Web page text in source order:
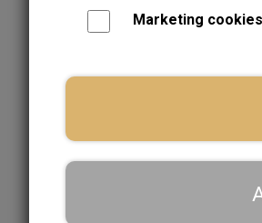
Højden måler
Forventet
Marketing cookies